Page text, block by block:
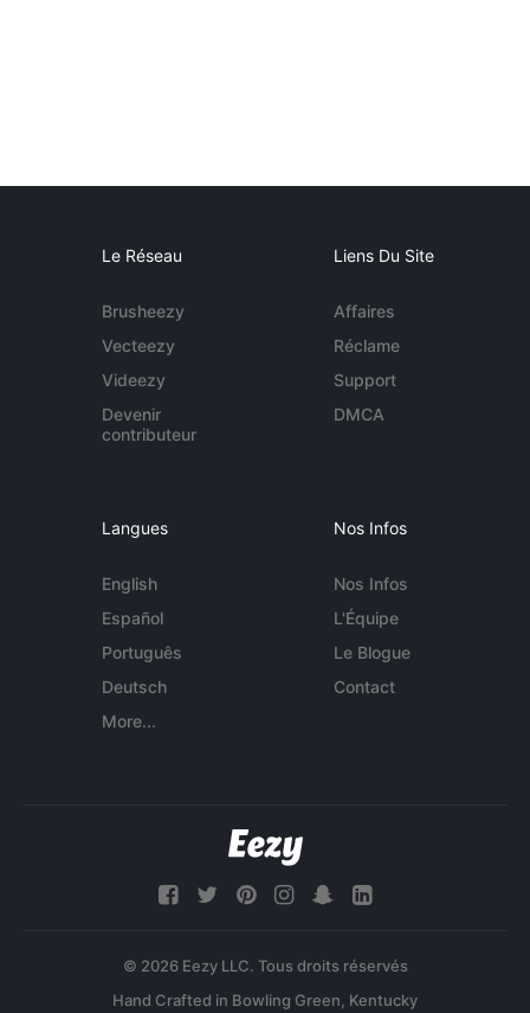
Le Réseau
Brusheezy
Vecteezy
Videezy
Devenir
contributeur
Liens Du Site
Affaires
Réclame
Support
DMCA
Langues
English
Español
Português
Deutsch
More...
Nos Infos
Nos Infos
L'Équipe
Le Blogue
Contact
© 2026 Eezy LLC. Tous droits réservés